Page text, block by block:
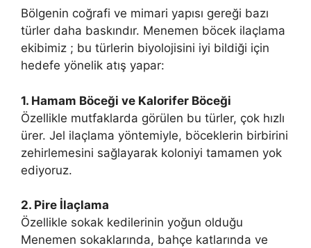
Bölgenin coğrafi ve mimari yapısı gereği bazı
türler daha baskındır. Menemen böcek ilaçlama
ekibimiz ; bu türlerin biyolojisini iyi bildiği için
hedefe yönelik atış yapar:
1. Hamam Böceği ve Kalorifer Böceği
Özellikle mutfaklarda görülen bu türler, çok hızlı
ürer. Jel ilaçlama yöntemiyle, böceklerin birbirini
zehirlemesini sağlayarak koloniyi tamamen yok
ediyoruz.
2. Pire İlaçlama
Özellikle sokak kedilerinin yoğun olduğu
Menemen sokaklarında, bahçe katlarında ve